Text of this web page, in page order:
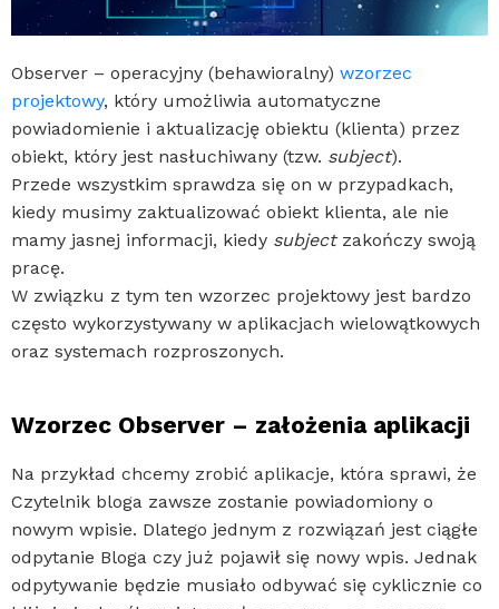
Observer – operacyjny (behawioralny) wzorzec
projektowy, który umożliwia automatyczne
powiadomienie i aktualizację obiektu (klienta) przez
obiekt, który jest nasłuchiwany (tzw. subject).
Przede wszystkim sprawdza się on w przypadkach,
kiedy musimy zaktualizować obiekt klienta, ale nie
mamy jasnej informacji, kiedy subjectzakończy swoją
pracę.
W związku z tym ten wzorzec projektowy jest bardzo
często wykorzystywany w aplikacjach wielowątkowych
oraz systemach rozproszonych.
Wzorzec Observer – założenia aplikacji
Na przykład chcemy zrobić aplikacje, która sprawi, że
Czytelnik bloga zawsze zostanie powiadomiony o
nowym wpisie. Dlatego jednym z rozwiązań jest ciągłe
odpytanie Bloga czy już pojawił się nowy wpis. Jednak
odpytywanie będzie musiało odbywać się cyklicznie co